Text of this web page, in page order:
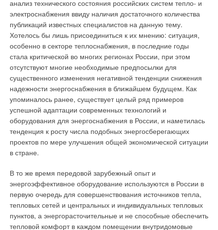
анализ технического состояния российских систем тепло- и
электроснабжения ввиду наличия достаточного количества
публикаций известных специалистов на данную тему.
Хотелось бы лишь присоединиться к их мнению: ситуация,
особенно в секторе теплоснабжения, в последние годы
стала критической во многих регионах России, при этом
отсутствуют многие необходимые предпосылки для
существенного изменения негативной тенденции снижения
надежности энергоснабжения в ближайшем будущем. Как
упоминалось ранее, существует целый ряд примеров
успешной адаптации современных технологий и
оборудования для энергоснабжения в России, и наметилась
тенденция к росту числа подобных энергосберегающих
проектов по мере улучшения общей экономической ситуации
в стране.
В то же время передовой зарубежный опыт и
энергоэффективное оборудование используются в России в
первую очередь для совершенствования источников тепла,
тепловых сетей и центральных и индивидуальных тепловых
пунктов, а энергорасточительные и не способные обеспечить
тепловой комфорт в каждом помещении внутридомовые